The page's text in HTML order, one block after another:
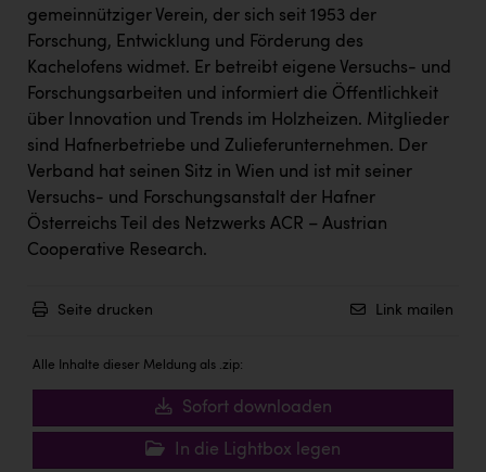
Dopgas
kunden basics
kontakt
gemeinnütziger Verein, der sich seit 1953 der
Forschung, Entwicklung und Förderung des
Kachelofens widmet. Er betreibt eigene Versuchs- und
Forschungsarbeiten und informiert die Öffentlichkeit
über Innovation und Trends im Holzheizen. Mitglieder
sind Hafnerbetriebe und Zulieferunternehmen. Der
Verband hat seinen Sitz in Wien und ist mit seiner
Versuchs- und Forschungsanstalt der Hafner
Österreichs Teil des Netzwerks ACR – Austrian
Cooperative Research.
Seite drucken Link mailen
Alle Inhalte dieser Meldung als .zip:
Sofort downloaden
In die Lightbox legen